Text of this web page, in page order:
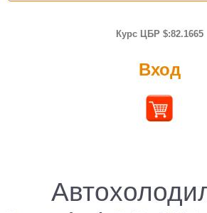
Курс ЦБР $:82.1665
Вход